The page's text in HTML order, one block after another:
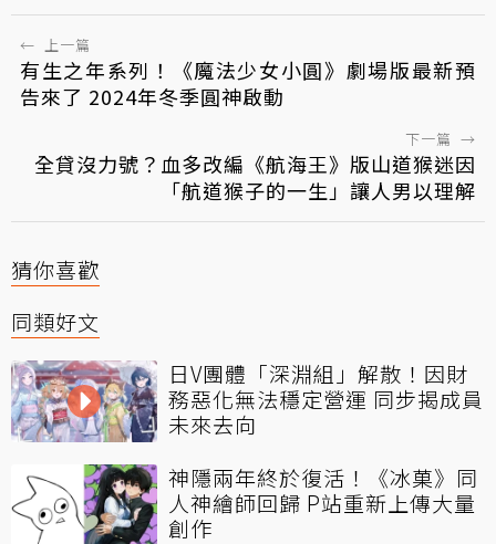
← 上一篇
有生之年系列！《魔法少女小圓》劇場版最新預
告來了 2024年冬季圓神啟動
下一篇 →
全貸沒力號？血多改編《航海王》版山道猴迷因
「航道猴子的一生」讓人男以理解
猜你喜歡
同類好文
日V團體「深淵組」解散！因財
務惡化無法穩定營運 同步揭成員
未來去向
神隱兩年終於復活！《冰菓》同
人神繪師回歸 P站重新上傳大量
創作